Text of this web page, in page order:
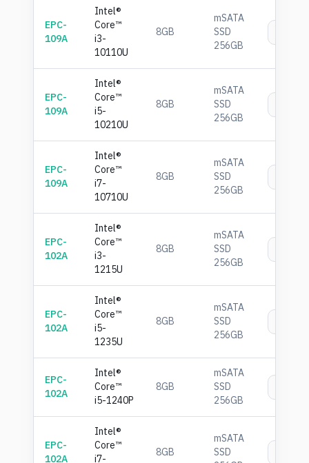
EPC-
109A
Intel®
Core™
i3-
10110U
8GB
mSATA
SSD
256GB
EPC-
109A
Intel®
Core™
i5-
10210U
8GB
mSATA
SSD
256GB
EPC-
109A
Intel®
Core™
i7-
10710U
8GB
mSATA
SSD
256GB
EPC-
102A
Intel®
Core™
i3-
1215U
8GB
mSATA
SSD
256GB
EPC-
102A
Intel®
Core™
i5-
1235U
8GB
mSATA
SSD
256GB
EPC-
102A
Intel®
Core™
i5-1240P
8GB
mSATA
SSD
256GB
EPC-
102A
Intel®
Core™
i7-
8GB
mSATA
SSD